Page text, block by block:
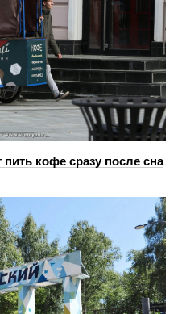
кофе сразу после сна